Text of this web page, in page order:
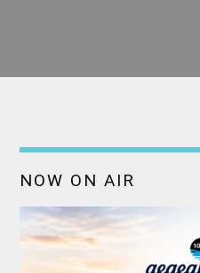
NOW ON AIR